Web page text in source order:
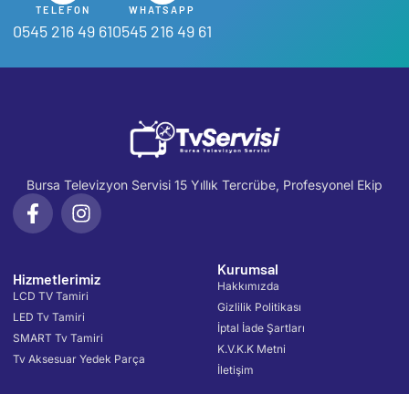
TELEFON
0545 216 49 61
WHATSAPP
0545 216 49 61
Bursa Televizyon Servisi 15 Yıllık Tercrübe, Profesyonel Ekip
Hizmetlerimiz
LCD TV Tamiri
LED Tv Tamiri
SMART Tv Tamiri
Tv Aksesuar Yedek Parça
Kurumsal
Hakkımızda
Gizlilik Politikası
İptal İade Şartları
K.V.K.K Metni
İletişim